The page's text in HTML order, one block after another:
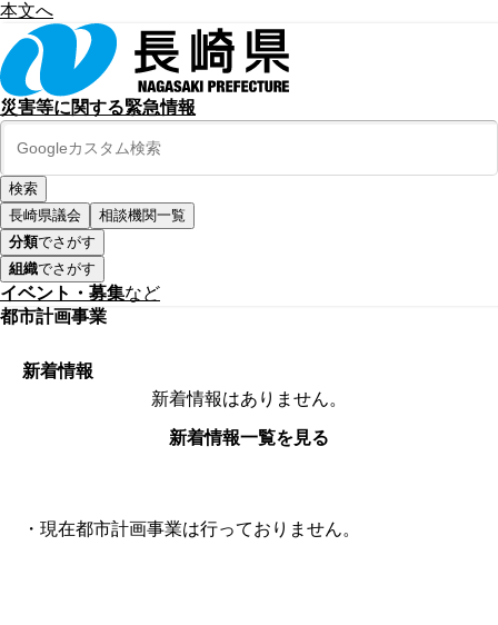
本文へ
災害等に関する緊急情報
長崎県議会
相談機関一覧
分類でさがす
組織でさがす
イベント・募集など
都市計画事業
新着情報
新着情報はありません。
新着情報一覧を見る
・現在都市計画事業は行っておりません。